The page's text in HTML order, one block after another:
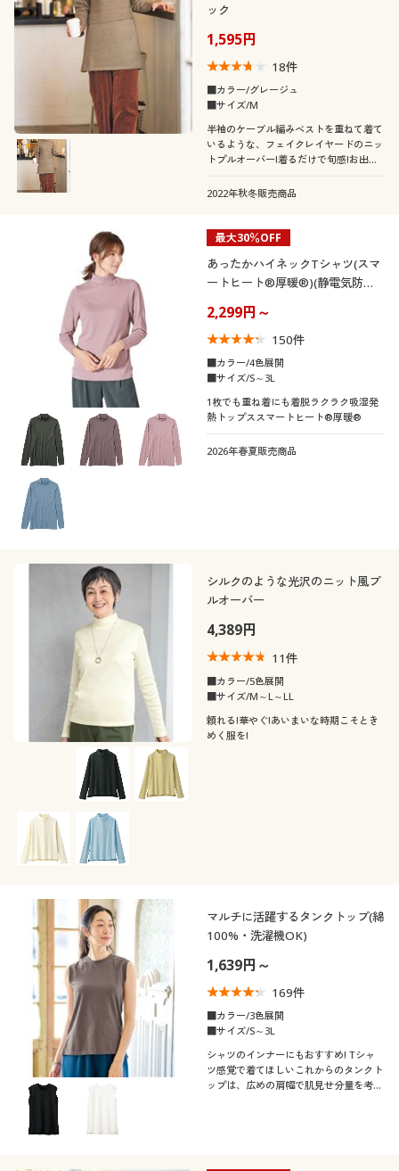
ック
1,595円
18件
■カラー/グレージュ
■サイズ/M
半袖のケーブル編みベストを重ねて着て
いるような、フェイクレイヤードのニッ
トプルオーバー!着るだけで旬感!お出掛
す!
2022年秋冬販売商品
最大30％OFF
あったかハイネックTシャツ(スマ
ートヒート®厚暖®)(静電気防
2,299円～
150件
■カラー/4色展開
■サイズ/S～3L
1枚でも重ね着にも着脱ラクラク吸湿発
熱トップススマートヒート®厚暖®
2026年春夏販売商品
シルクのような光沢のニット風プ
ルオーバー
4,389円
11件
■カラー/5色展開
■サイズ/M～L～LL
頼れる!華やぐ!あいまいな時期こそとき
めく服を!
マルチに活躍するタンクトップ(綿
100%・洗濯機OK)
1,639円～
169件
■カラー/3色展開
■サイズ/S～3L
シャツのインナーにもおすすめ! Tシャ
ツ感覚で着てほしいこれからのタンクト
ップは、広めの肩幅で肌見せ分量を考慮